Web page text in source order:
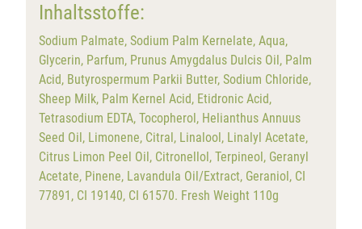
Inhaltsstoffe:
Sodium Palmate, Sodium Palm Kernelate, Aqua,
Glycerin, Parfum, Prunus Amygdalus Dulcis Oil, Palm
Acid, Butyrospermum Parkii Butter, Sodium Chloride,
Sheep Milk, Palm Kernel Acid, Etidronic Acid,
Tetrasodium EDTA, Tocopherol, Helianthus Annuus
Seed Oil, Limonene, Citral, Linalool, Linalyl Acetate,
Citrus Limon Peel Oil, Citronellol, Terpineol, Geranyl
Acetate, Pinene, Lavandula Oil/Extract, Geraniol, CI
77891, CI 19140, CI 61570. Fresh Weight 110g